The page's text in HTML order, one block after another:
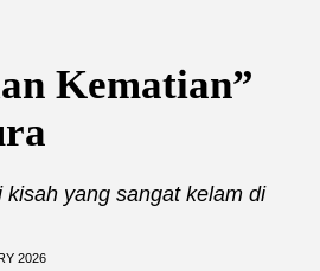
Kematian”
yang sangat kelam di
2026